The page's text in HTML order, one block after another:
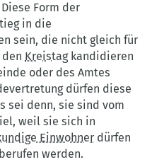
Form der
in die
sein, die nicht gleich für
Kreistagkandidieren
oder des Amtes
dürfen diese
sei denn, sie sind vom
weil sie sich in
Einwohner dürfen
berufen werden.